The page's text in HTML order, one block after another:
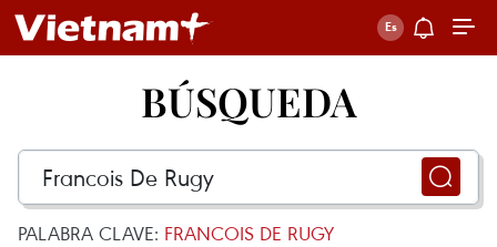
BÚSQUEDA
PALABRA CLAVE: FRANCOIS DE RUGY